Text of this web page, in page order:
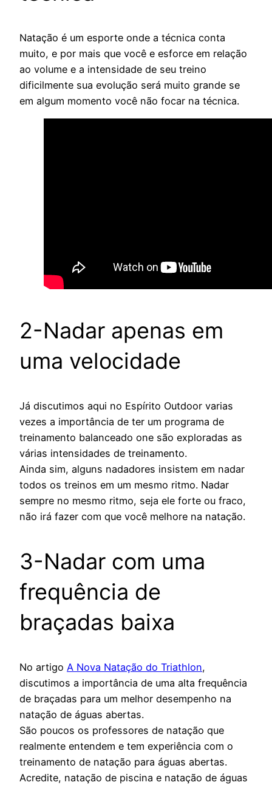
Natação é um esporte onde a técnica conta
muito, e por mais que você e esforce em relação
ao volume e a intensidade de seu treino
dificilmente sua evolução será muito grande se
em algum momento você não focar na técnica.
2-Nadar apenas em
uma velocidade
Já discutimos aqui no Espírito Outdoor varias
vezes a importância de ter um programa de
treinamento balanceado one são exploradas as
várias intensidades de treinamento.
Ainda sim, alguns nadadores insistem em nadar
todos os treinos em um mesmo ritmo. Nadar
sempre no mesmo ritmo, seja ele forte ou fraco,
não irá fazer com que você melhore na natação.
3-Nadar com uma
frequência de
braçadas baixa
No artigo A Nova Natação do Triathlon,
discutimos a importância de uma alta frequência
de braçadas para um melhor desempenho na
natação de águas abertas.
São poucos os professores de natação que
realmente entendem e tem experiência com o
treinamento de natação para águas abertas.
Acredite, natação de piscina e natação de águas